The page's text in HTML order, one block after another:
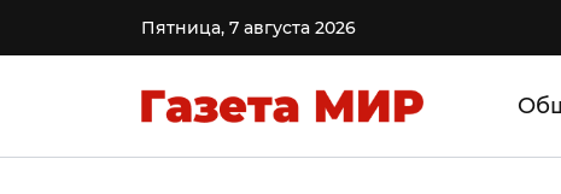
Пятница, 7 августа 2026